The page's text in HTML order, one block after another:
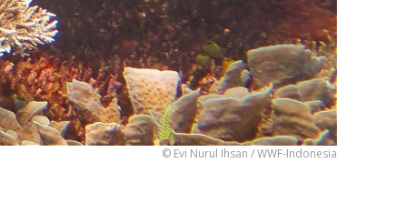
© Evi Nurul Ihsan / WWF-Indonesia